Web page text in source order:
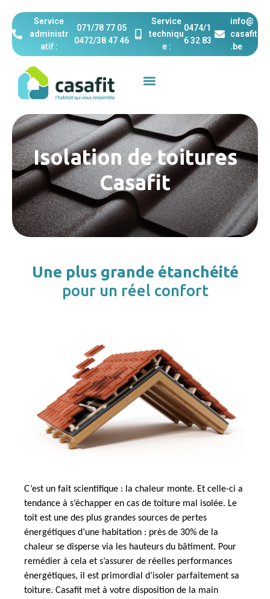
Service
administr
atif :
071/78 77 05
0472/38 47 46‬
Service
techniqu
e :
0474/1
6 32 83
info@
casafit
.be
Isolation de toitures
Casafit
Une plus grande étanchéité
pour un réel confort
C’est un fait scientifique : la chaleur monte. Et celle-ci a
tendance à s’échapper en cas de toiture mal isolée. Le
toit est une des plus grandes sources de pertes
énergétiques d’une habitation : près de 30% de la
chaleur se disperse via les hauteurs du bâtiment. Pour
remédier à cela et s’assurer de réelles performances
énergétiques, il est primordial d’isoler parfaitement sa
toiture. Casafit met à votre disposition de la main